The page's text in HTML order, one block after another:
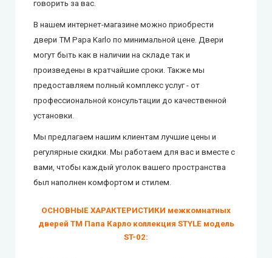
говорить за вас.
В нашем интернет-магазине можно приобрести
двери ТМ Papa Karlo по минимальной цене. Двери
могут быть как в наличии на складе так и
произведены в кратчайшие сроки. Также мы
предоставляем полный комплекс услуг - от
профессиональной консультации до качественной
установки.
Мы предлагаем нашим клиентам лучшие цены и
регулярные скидки. Мы работаем для вас и вместе с
вами, чтобы каждый уголок вашего пространства
был наполнен комфортом и стилем.
ОСНОВНЫЕ ХАРАКТЕРИСТИКИ межкомнатных
дверей ТМ Папа Карло коллекция STYLE модель
ST-02: